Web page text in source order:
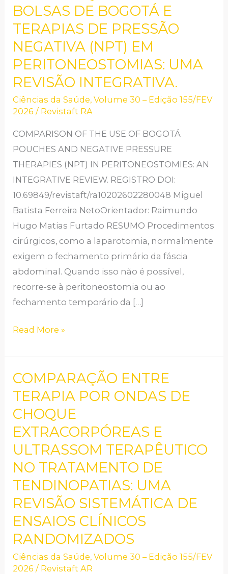
BOLSAS DE BOGOTÁ E
TERAPIAS DE PRESSÃO
NEGATIVA (NPT) EM
PERITONEOSTOMIAS: UMA
REVISÃO INTEGRATIVA.
Ciências da Saúde,Volume 30 – Edição 155/FEV
2026 / Revistaft RA
COMPARISON OF THE USE OF BOGOTÁ
POUCHES AND NEGATIVE PRESSURE
THERAPIES (NPT) IN PERITONEOSTOMIES: AN
INTEGRATIVE REVIEW. REGISTRO DOI:
10.69849/revistaft/ra10202602280048 Miguel
Batista Ferreira NetoOrientador: Raimundo
Hugo Matias Furtado RESUMO Procedimentos
cirúrgicos, como a laparotomia, normalmente
exigem o fechamento primário da fáscia
abdominal. Quando isso não é possível,
recorre-se à peritoneostomia ou ao
fechamento temporário da […]
DO
USO
DE
BOLSAS
DE
BOGOTÁ
E
TERAPIAS
DE
PRESSÃO
NEGATIVA
(NPT)
EM
PERITONEOSTOMIAS:
UMA
REVISÃO
INTEGRATIVA.
Read More »
COMPARAÇÃO ENTRE
TERAPIA POR ONDAS DE
CHOQUE
EXTRACORPÓREAS E
ULTRASSOM TERAPÊUTICO
NO TRATAMENTO DE
TENDINOPATIAS: UMA
REVISÃO SISTEMÁTICA DE
ENSAIOS CLÍNICOS
RANDOMIZADOS
Ciências da Saúde,Volume 30 – Edição 155/FEV
2026 / Revistaft AR
COMPARAÇÃO
ENTRE
TERAPIA
ONDAS
DE
CHOQUE
EXTRACORPÓREAS
E
ULTRASSOM
NO
TRATAMENTO